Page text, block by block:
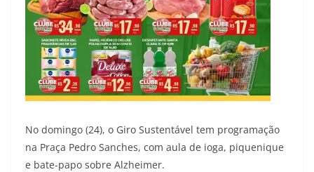
No domingo (24), o Giro Sustentável tem programação
na Praça Pedro Sanches, com aula de ioga, piquenique
e bate-papo sobre Alzheimer.